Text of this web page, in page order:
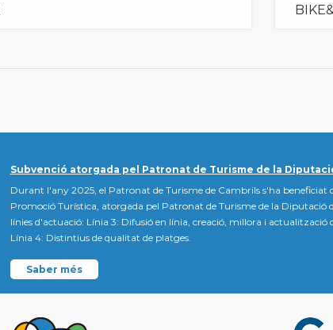
Subvenció atorgada pel Patronat de Turisme de la
Durant l'any 2025, el Patronat de Turisme de Cambrils s'ha beneficiat
Promoció Turística, atorgada pel Patronat de Turisme de la Diputació
línies d'actuació: Línia 3: Difusió en línia, creació, millora i
Línia 4: Distintius de qualitat de platges.
Saber més